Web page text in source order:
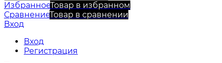
ИзбранноеТовар в избранном
СравнениеТовар в сравнении
Вход
Вход
Регистрация